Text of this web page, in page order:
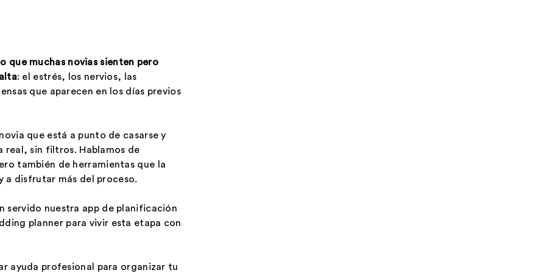
que muchas novias sienten pero
: el estrés, los nervios, las
que aparecen en los días previos
que está a punto de casarse y
real, sin filtros. Hablamos de
también de herramientas que la
a disfrutar más del proceso.
servido nuestra app de planificación
planner para vivir esta etapa con
ayuda profesional para organizar tu